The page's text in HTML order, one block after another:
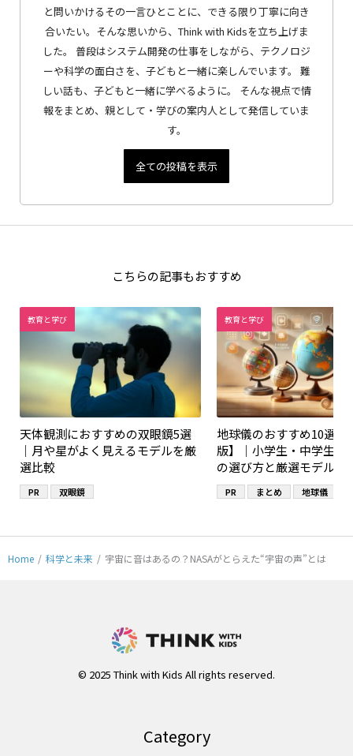
と問いかけるその一言ひとことに、できる限り丁寧に向き
合いたい。そんな思いから、Think with Kidsを立ち上げま
した。 普段はシステム開発の仕事をしながら、テクノロジ
ーや科学の面白さを、子どもと一緒に楽しんでいます。 難
しい話も、子どもと一緒に学べるように。 そんな視点で情
報をまとめ、親として・学びの案内人として発信していま
す。
全ての投稿を表示
こちらの記事もおすすめ
教育と学び
天体観測におすすめの双眼鏡5選
｜月や星がよく見えるモデルを厳
選比較
PR 双眼鏡
教育と学び
地球儀のおすすめ10選【
版】｜小学生・中学生・
の選び方と厳選モデル
PR まとめ 地球儀
Home / 科学と未来 / 宇宙に音はあるの？NASAがとらえた“宇宙の声”とは
© 2025 Think with Kids All rights reserved.
Category